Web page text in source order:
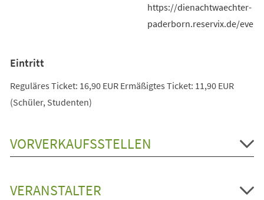
https://dienachtwaechter-
paderborn.reservix.de/
Eintritt
Reguläres Ticket: 16,90 EUR Ermäßigtes Ticket: 11,90 EUR
(Schüler, Studenten)
VORVERKAUFSSTELLEN
VERANSTALTER